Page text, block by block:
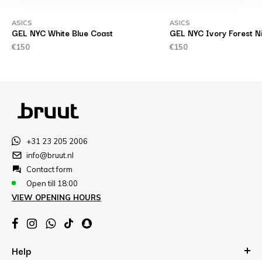
ASICS
GEL NYC White Blue Coast
€150
ASICS
GEL NYC Ivory Forest
€150
+31 23 205 2006
info@bruut.nl
Contact form
Open till 18:00
VIEW OPENING HOURS
Help